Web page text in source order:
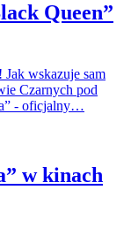
Queen”
Jak wskazuje sam
Czarnych pod
- oficjalny…
w kinach